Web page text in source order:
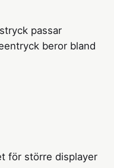
passar
beror bland
för större displayer